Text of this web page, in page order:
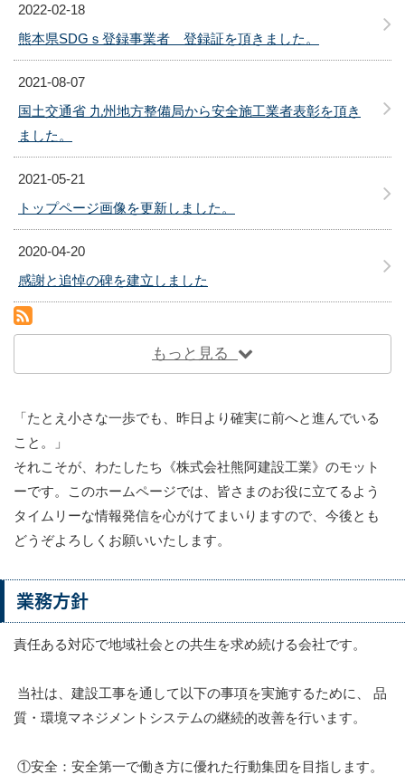
2022-02-18
熊本県SDGｓ登録事業者 登録証を頂きました。
2021-08-07
国土交通省 九州地方整備局から安全施工業者表彰を頂き
ました。
2021-05-21
トップページ画像を更新しました。
2020-04-20
感謝と追悼の碑を建立しました
RSS(別ウィンドウで開きます)
もっと見る
「たとえ小さな一歩でも、昨日より確実に前へと進んでいる
こと。」
それこそが、わたしたち《株式会社熊阿建設工業》のモット
ーです。このホームページでは、皆さまのお役に立てるよう
タイムリーな情報発信を心がけてまいりますので、今後とも
どうぞよろしくお願いいたします。
業務方針
責任ある対応で地域社会との共生を求め続ける会社です。
当社は、建設工事を通して以下の事項を実施するために、 品
質・環境マネジメントシステムの継続的改善を行います。
①安全：安全第一で働き方に優れた行動集団を目指します。